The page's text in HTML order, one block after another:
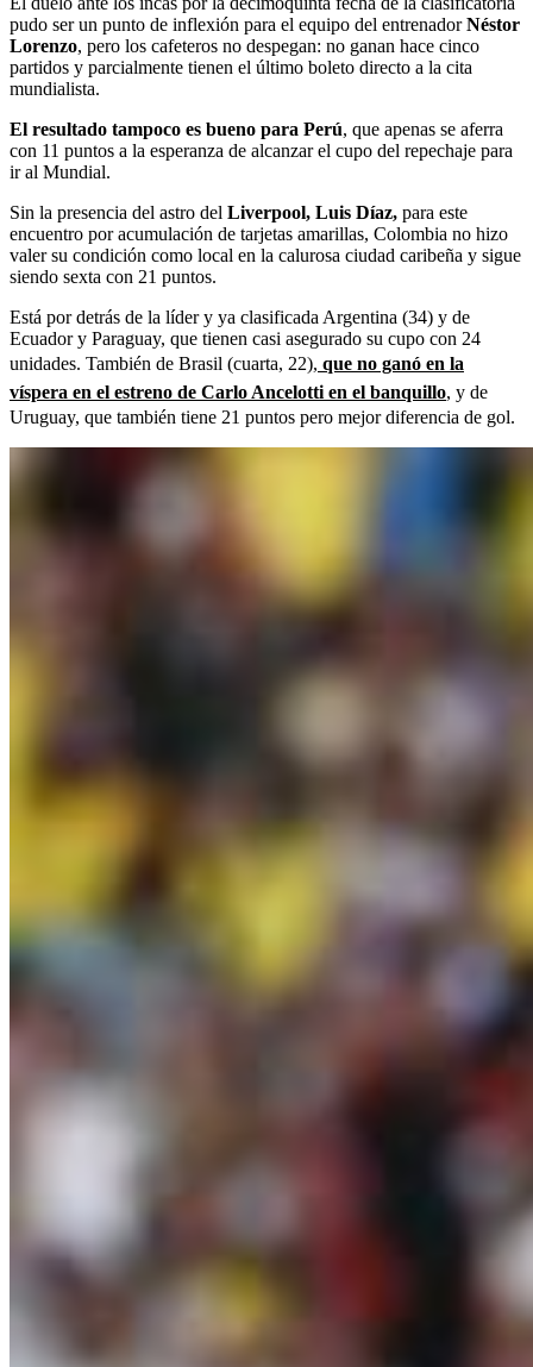
pudo ser un punto de inflexión para el equipo del entrenadorNéstor
Lorenzo, pero los cafeteros no despegan: no ganan hace cinco
partidos y parcialmente tienen el último boleto directo a la cita
mundialista.
El resultado tampoco es bueno para Perú, que apenas se aferra
con 11 puntos a la esperanza de alcanzar el cupo del repechaje para
ir al Mundial.
Sin la presencia del astro del Liverpool, Luis Díaz, para este
encuentro por acumulación de tarjetas amarillas, Colombia no hizo
valer su condición como local en la calurosa ciudad caribeña y sigue
siendo sexta con 21 puntos.
Está por detrás de la líder y ya clasificada Argentina (34) y de
Ecuador y Paraguay, que tienen casi asegurado su cupo con 24
unidades. También de Brasil (cuarta, 22), que no ganó en la
víspera en el estreno de Carlo Ancelotti en el banquillo, y de
Uruguay, que también tiene 21 puntos pero mejor diferencia de gol.